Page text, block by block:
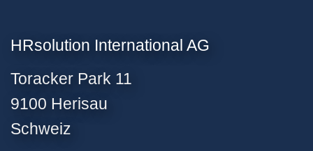
HRsolution International AG
Toracker Park 11
9100 Herisau
Schweiz